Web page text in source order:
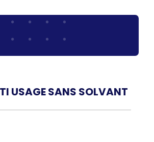
USAGE SANS SOLVANT